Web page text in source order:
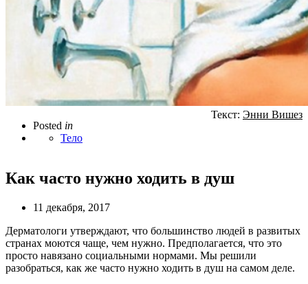
Posted in
Тело
Текст: Энни Вишез
Как часто нужно ходить в душ
11 декабря, 2017
Дерматологи утверждают, что большинство людей в развитых
странах моются чаще, чем нужно. Предполагается, что это
просто навязано социальными нормами. Мы решили
разобраться, как же часто нужно ходить в душ на самом деле.